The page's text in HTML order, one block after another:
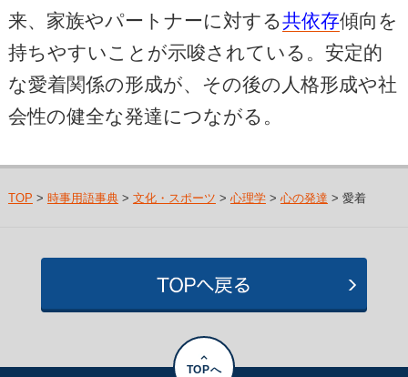
来、家族やパートナーに対する共依存傾向を
持ちやすいことが示唆されている。安定的
な愛着関係の形成が、その後の人格形成や社
会性の健全な発達につながる。
TOP > 時事用語事典> 文化・スポーツ > 心理学> 心の発達 > 愛着
TOPへ